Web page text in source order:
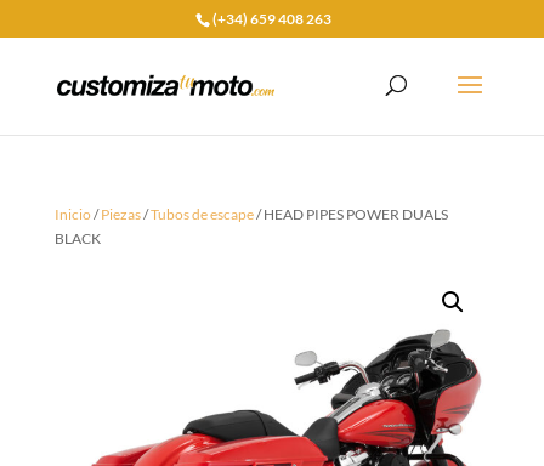
(+34) 659 408 263
Inicio/Piezas/Tubos de escape/ HEAD PIPES POWER DUALS
BLACK